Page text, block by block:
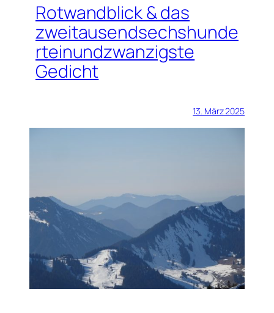
Rotwandblick & das
zweitausendsechshunde
rteinundzwanzigste
Gedicht
13. März 2025